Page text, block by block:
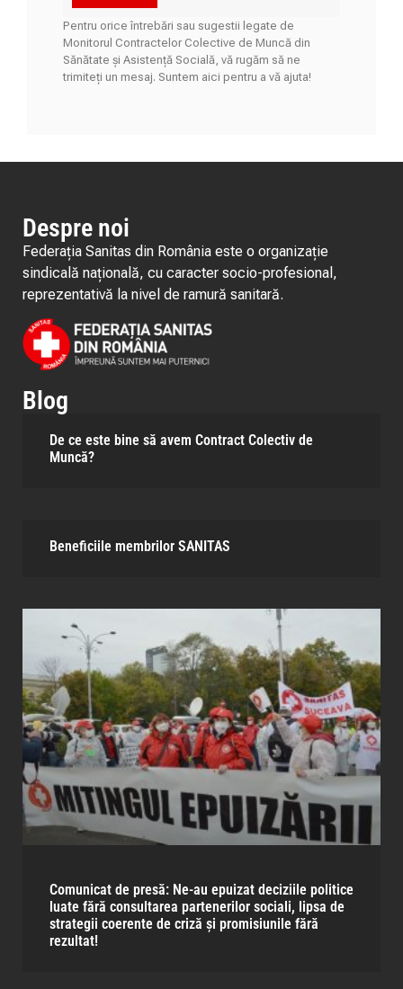
Pentru orice întrebări sau sugestii legate de
Monitorul Contractelor Colective de Muncă din
Sănătate și Asistență Socială, vă rugăm să ne
trimiteți un mesaj. Suntem aici pentru a vă ajuta!
Despre noi
Federația Sanitas din România este o organizație
sindicală națională, cu caracter socio-profesional,
reprezentativă la nivel de ramură sanitară.
Blog
De ce este bine să avem Contract Colectiv de
Muncă?
Beneficiile membrilor SANITAS​
Comunicat de presă: Ne-au epuizat deciziile politice
luate fără consultarea partenerilor sociali, lipsa de
strategii coerente de criză și promisiunile fără
rezultat!